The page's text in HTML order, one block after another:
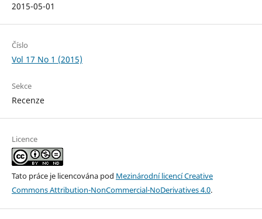
2015-05-01
Číslo
Vol 17 No 1 (2015)
Sekce
Recenze
Licence
Tato práce je licencována pod Mezinárodní licencí Creative
Commons Attribution-NonCommercial-NoDerivatives 4.0.